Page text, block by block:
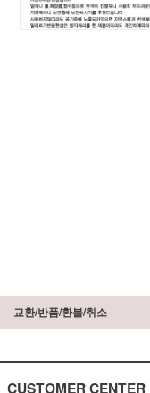
교환/반품/환불/취소
CUSTOMER CENTER